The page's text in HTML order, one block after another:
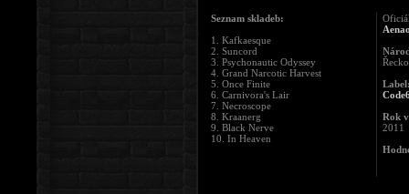
Seznam skladeb:
1. Kafkaesque
2. Suncord
3. Psychonautic Odyssey
4. Grand Narcotic Harvest
5. Once Finite
6. Carnivora's Lair
7. Necroscope
8. Kraanerg
9. Black Nerve
10. In Heaven
Řecko
Rok
2011